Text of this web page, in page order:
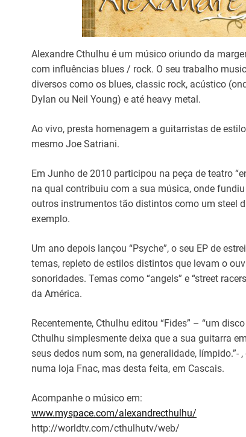
Alexandre Cthulhu é um músico oriundo da
com influências blues / rock. O seu trabalho
diversos como os blues, classic rock, acústico
Dylan ou Neil Young) e até heavy metal.
Ao vivo, presta homenagem a guitarristas de
mesmo Joe Satriani.
Em Junho de 2010 participou na peça de teatro
na qual contribuiu com a sua música, onde
outros instrumentos tão distintos como um steel
exemplo.
Um ano depois lançou “Psyche”, o seu EP de
temas, repleto de estilos distintos que levam o
sonoridades. Temas como “angels” e “street
da América.
Recentemente, Cthulhu editou “Fides” – “um
Cthulhu simplesmente deixa que a sua guitarra
seus dedos num som, na generalidade,
numa loja Fnac, mas desta feita, em Cascais.
Acompanhe o músico em:
www.myspace.com/alexandrecthulhu/
http://worldtv.com/cthulhutv/web/